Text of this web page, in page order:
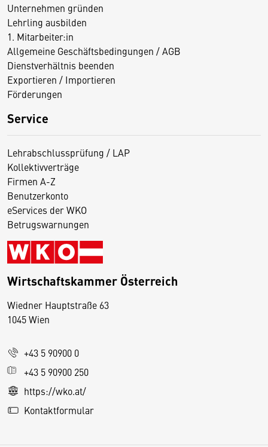
Unternehmen gründen
Lehrling ausbilden
1. Mitarbeiter:in
Allgemeine Geschäftsbedingungen / AGB
Dienstverhältnis beenden
Exportieren / Importieren
Förderungen
Service
Lehrabschlussprüfung / LAP
Kollektivverträge
Firmen A-Z
Benutzerkonto
eServices der WKO
Betrugswarnungen
Wirtschaftskammer Österreich
Wiedner Hauptstraße 63
1045 Wien
+43 5 90900 0
+43 5 90900 250
https://wko.at/
Kontaktformular
D
s
e
S
e